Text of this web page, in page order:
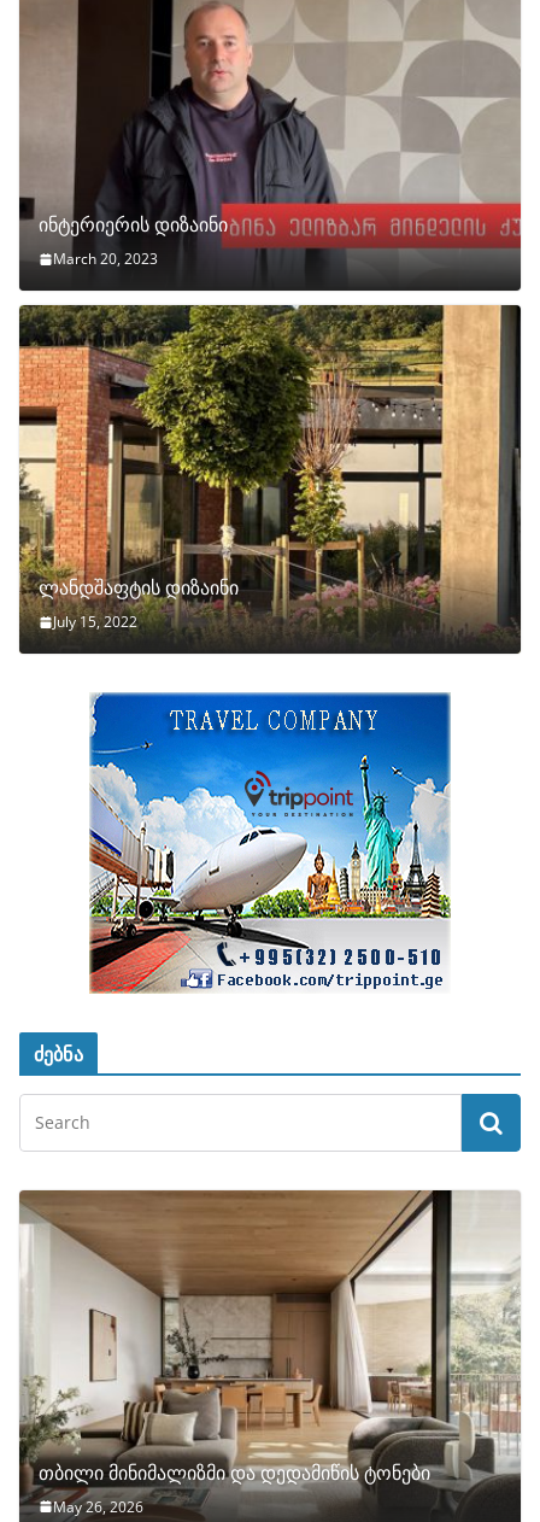
ინტერიერის დიზაინი
March 20, 2023
ლანდშაფტის დიზაინი
July 15, 2022
ძებნა
თბილი მინიმალიზმი და დედამიწის ტონები
May 26, 2026